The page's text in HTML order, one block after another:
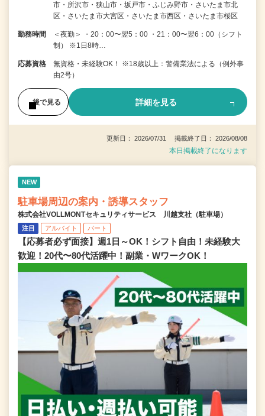
市・所沢市・狭山市・坂戸市・ふじみ野市・さいたま市北
区・さいたま市大宮区・さいたま市西区・さいたま市桜区
勤務時間
＜夜勤＞ ・20：00〜翌5：00 ・21：00〜翌6：00（シフト
制） ※1日8時…
応募資格
無資格・未経験OK！ ※18歳以上：警備業法による（例外事
由2号）
後で見る 詳細を見る
更新日： 2026/07/31 掲載終了日： 2026/08/08
本日掲載終了になります
NEW
駐車場周辺の案内・誘導スタッフ
株式会社VOLLMONTセキュリティサービス 川越支社（駐車場）
注目 アルバイト パート
【応募者必ず面接】週1日～OK！シフト自由！未経験大
歓迎！20代〜80代活躍中！副業・WワークOK！